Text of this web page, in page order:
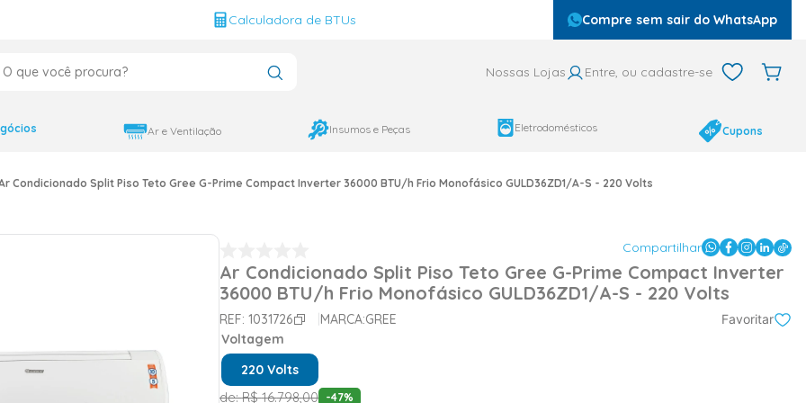
Calculadora de BTUs Compre sem sair do WhatsApp
Nossas Lojas Entre, ou cadastre-se
Ar e Ventilação Insumos e Peças Eletrodomésticos Cupons
Condicionado Split Piso Teto Gree G-Prime Compact Inverter 36000 BTU/h Frio Monofásico GULD36ZD1/A-S - 220 Volts
Compartilhar
Ar Condicionado Split Piso Teto Gree G-Prime Compact Inverter
36000 BTU/h Frio Monofásico GULD36ZD1/A-S - 220 Volts
REF: 1031726 MARCA:GREE Favoritar
Voltagem
220 Volts
de:R$ 16.798,00 -47%